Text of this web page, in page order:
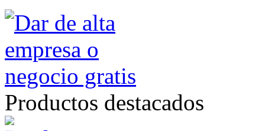
Productos destacados